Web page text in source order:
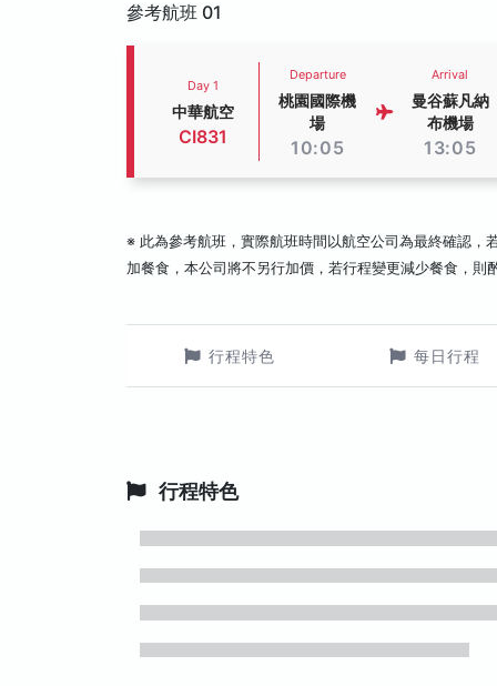
參考航班 01
Day 1
中華航空
CI831
Departure
桃園國際機
場
10:05
Arrival
曼谷蘇凡納
布機場
13:05
※ 此為參考航班，實際航班時間以航空公司為最終確認，
加餐食，本公司將不另行加價，若行程變更減少餐食，則
行程特色 每日行程
行程特色